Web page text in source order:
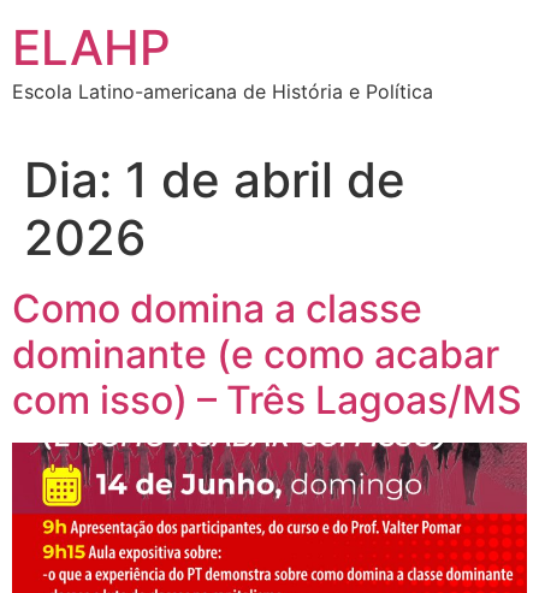
para
conteúdo
ELAHP
Escola Latino-americana de História e Política
Dia: 1 de abril de
2026
Como domina a classe
dominante (e como acabar
com isso) – Três Lagoas/MS